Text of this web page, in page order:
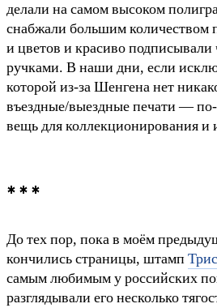
делали на самом высоком
снабжали большим количеством
и цветов и красиво
ручками. В наши дни, если
которой из-за Шенгена нет
въездные/выездные печати —
вещь для коллекционирования и
* * *
До тех пор, пока в моём
кончились страницы, штамп
самым любимым у российских
разглядывали его несколько